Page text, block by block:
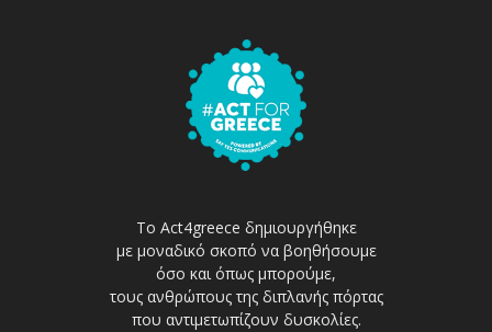
Το Act4greece δημιουργήθηκε
με μοναδικό σκοπό να βοηθήσουμε
όσο και όπως μπορούμε,
τους ανθρώπους της διπλανής πόρτας
που αντιμετωπίζουν δυσκολίες.